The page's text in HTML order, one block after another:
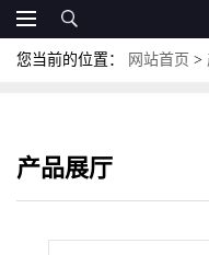
您当前的位置： 网站首页 >
产品展厅